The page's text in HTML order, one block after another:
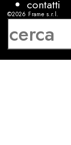
contatti
©2026 Frame s.r.l.
P.IVA 08927250962
sviluppo:Luca Bunino